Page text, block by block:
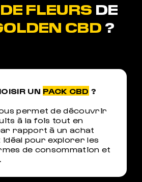
FLEURS DE
CBD ?
UN PACK CBD ?
permet de découvrir
à la fois tout en
rapport à un achat
idéal pour explorer les
de consommation et